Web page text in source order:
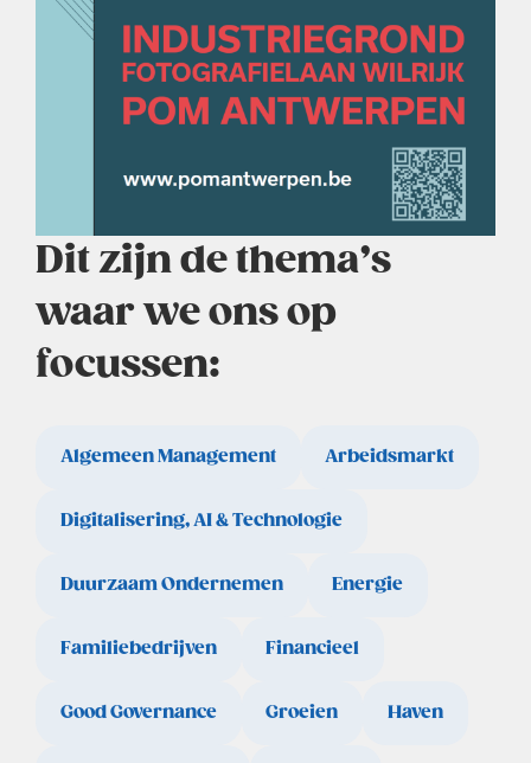
Dit zijn de thema’s
waar we ons op
focussen:
Algemeen Management Arbeidsmarkt
Digitalisering, AI & Technologie
Duurzaam Ondernemen Energie
Familiebedrijven Financieel
Good Governance Groeien Haven